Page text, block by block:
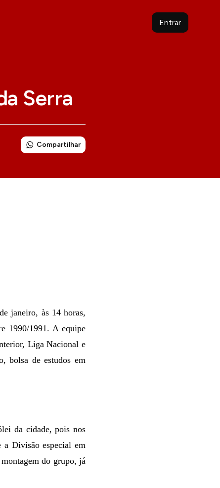
Entrar
Serra
Compartilhar
janeiro, às 14 horas,
1990/1991. A equipe
Liga Nacional e
bolsa de estudos em
da cidade, pois nos
a Divisão especial em
do grupo, já